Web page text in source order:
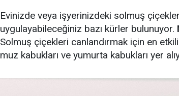
Evinizde veya işyerinizdeki solmuş
uygulayabileceğiniz bazı kürler bulunuyor.
Solmuş çiçekleri canlandırmak için en
muz kabukları ve yumurta kabukları yer